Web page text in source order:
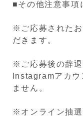
■その他注意事項
※ご応募された
だきます。
※ご応募後の辞退
Instagramアカ
ません。
※オンライン抽